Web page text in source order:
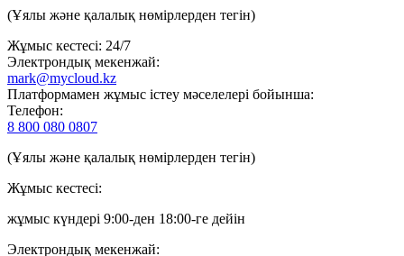
(Ұялы және қалалық нөмірлерден тегін)
Жұмыс кестесі: 24/7
Электрондық мекенжай:
mark@mycloud.kz
Платформамен жұмыс істеу мәселелері бойынша:
Телефон:
8 800 080 0807
(Ұялы және қалалық нөмірлерден тегін)
Жұмыс кестесі:
жұмыс күндері 9:00-ден 18:00-ге дейін
Электрондық мекенжай: